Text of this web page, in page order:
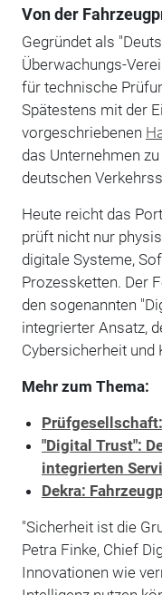
Von der
Gegründet als
Überwachungs-
für technische
Spätestens mit der
vorgeschriebenen
das Unternehmen
deutschen
Heute reicht das
prüft nicht nur
digitale Systeme,
Prozessketten. Der
den sogenannten
integrierter Ansatz,
Cybersicherheit und
Mehr zum Thema:
"Digital Trust":
integrierten
Dekra:
"Sicherheit ist die
Petra Finke, Chief
Innovationen wie